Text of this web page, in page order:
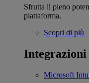
Sfrutta il pieno
piattaforma.
Scopri di più
Integrazioni
Microsoft